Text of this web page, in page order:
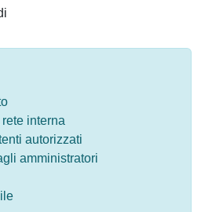
interna
autorizzati
amministratori